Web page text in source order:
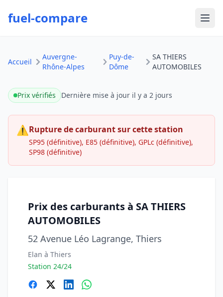
fuel-compare
Accueil
Auvergne-
Rhône-Alpes
Puy-de-
Dôme
SA THIERS
AUTOMOBILES
Prix vérifiés Dernière mise à jour il y a 2 jours
⚠Rupture de carburant sur cette station
SP95 (définitive), E85 (définitive), GPLc (définitive),
SP98 (définitive)
Prix des carburants à SA THIERS
AUTOMOBILES
52 Avenue Léo Lagrange, Thiers
Elan à Thiers
Station 24/24